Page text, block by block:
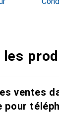
les
ventes
pour